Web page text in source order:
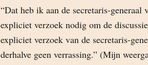
“Dat heb ik aan de secretaris-
expliciet verzoek nodig om de
expliciet verzoek van de secretaris-
derhalve geen verrassing.” (Mijn